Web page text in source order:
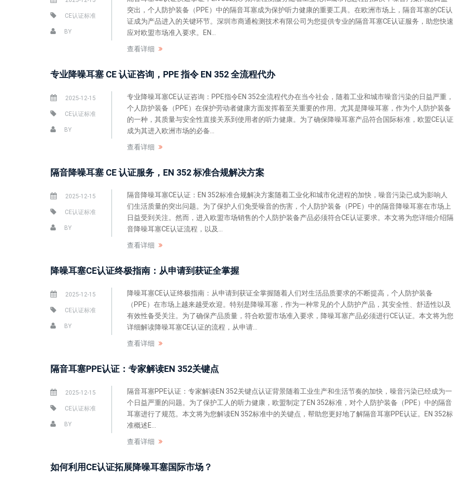
CE认证标准
BY
突出，个人防护装备（PPE）中的隔音耳塞成为保护听力健康的重要工具。在欧洲市场上，隔音耳塞的CE认
证成为产品进入的关键环节。深圳市商通检测技术有限公司为您提供专业的隔音耳塞CE认证服务，助您快速
应对欧盟市场准入要求。EN...
查看详细
专业降噪耳塞 CE 认证咨询，PPE 指令 EN 352 全流程代办
2025-12-15
CE认证标准
BY
专业降噪耳塞CE认证咨询：PPE指令EN 352全流程代办在当今社会，随着工业和城市噪音污染的日益严重，
个人防护装备（PPE）在保护劳动者健康方面发挥着至关重要的作用。尤其是降噪耳塞，作为个人防护装备
的一种，其质量与安全性直接关系到使用者的听力健康。为了确保降噪耳塞产品符合国际标准，欧盟CE认证
成为其进入欧洲市场的必备...
查看详细
隔音降噪耳塞 CE 认证服务，EN 352 标准合规解决方案
2025-12-15
CE认证标准
BY
隔音降噪耳塞CE认证：EN 352标准合规解决方案随着工业化和城市化进程的加快，噪音污染已成为影响人
们生活质量的突出问题。为了保护人们免受噪音的伤害，个人防护装备（PPE）中的隔音降噪耳塞在市场上
日益受到关注。然而，进入欧盟市场销售的个人防护装备产品必须符合CE认证要求。本文将为您详细介绍隔
音降噪耳塞CE认证流程，以及...
查看详细
降噪耳塞CE认证终极指南：从申请到获证全掌握
2025-12-15
CE认证标准
BY
降噪耳塞CE认证终极指南：从申请到获证全掌握随着人们对生活品质要求的不断提高，个人防护装备
（PPE）在市场上越来越受欢迎。特别是降噪耳塞，作为一种常见的个人防护产品，其安全性、舒适性以及
有效性备受关注。为了确保产品质量，符合欧盟市场准入要求，降噪耳塞产品必须进行CE认证。本文将为您
详细解读降噪耳塞CE认证的流程，从申请...
查看详细
隔音耳塞PPE认证：专家解读EN 352关键点
2025-12-15
CE认证标准
BY
隔音耳塞PPE认证：专家解读EN 352关键点认证背景随着工业生产和生活节奏的加快，噪音污染已经成为一
个日益严重的问题。为了保护工人的听力健康，欧盟制定了EN 352标准，对个人防护装备（PPE）中的隔音
耳塞进行了规范。本文将为您解读EN 352标准中的关键点，帮助您更好地了解隔音耳塞PPE认证。EN 352标
准概述E...
查看详细
如何利用CE认证拓展降噪耳塞国际市场？